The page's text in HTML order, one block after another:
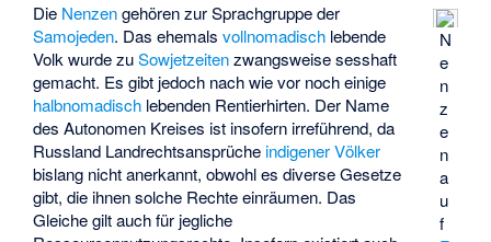
N
e
n
z
e
n
a
u
f
Die Nenzengehören zur Sprachgruppe der
Samojeden. Das ehemalsvollnomadisch lebende
Volk wurde zuSowjetzeitenzwangsweise sesshaft
gemacht. Es gibt jedoch nach wie vor noch einige
halbnomadisch lebenden Rentierhirten. Der Name
des Autonomen Kreises ist insofern irreführend, da
Russland Landrechtsansprüche indigener Völker
bislang nicht anerkannt, obwohl es diverse Gesetze
gibt, die ihnen solche Rechte einräumen. Das
Gleiche gilt auch für jegliche